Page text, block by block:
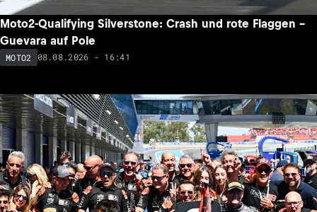
Moto2-Qualifying Silverstone: Crash und rote Flaggen –
Guevara auf Pole
MOTO2 08.08.2026 - 16:41